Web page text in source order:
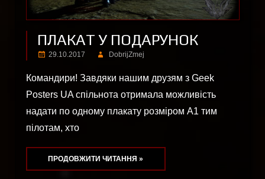
ПЛАКАТ У ПОДАРУНОК
29.10.2017 DobrijZmej
Командири! Завдяки нашим друзям з Geek
Posters UA спільнота отримала можливість
надати по одному плакату розміром А1 тим
пілотам, хто
ПРОДОВЖИТИ ЧИТАННЯ »